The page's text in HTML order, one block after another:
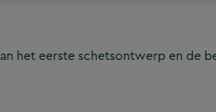
het eerste schetsontwerp en de